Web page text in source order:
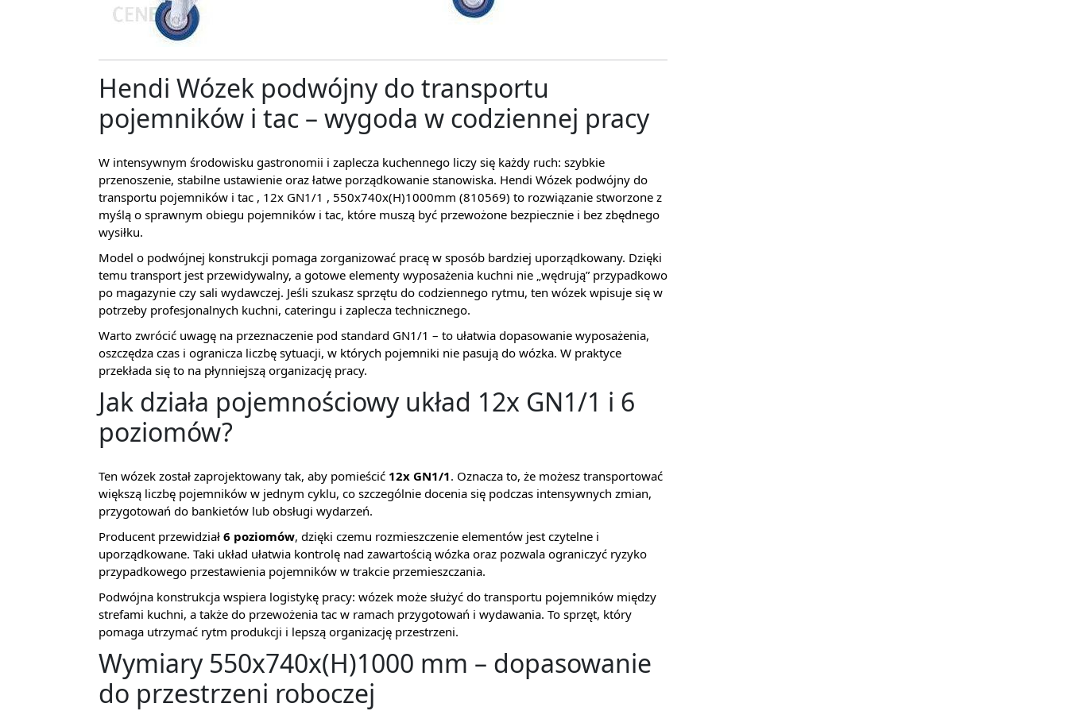
Hendi Wózek podwójny do transportu
pojemników i tac – wygoda w codziennej pracy
W intensywnym środowisku gastronomii i zaplecza kuchennego liczy się każdy ruch: szybkie
przenoszenie, stabilne ustawienie oraz łatwe porządkowanie stanowiska. Hendi Wózek podwójny do
transportu pojemników i tac , 12x GN1/1 , 550x740x(H)1000mm (810569) to rozwiązanie stworzone z
myślą o sprawnym obiegu pojemników i tac, które muszą być przewożone bezpiecznie i bez zbędnego
wysiłku.
Model o podwójnej konstrukcji pomaga zorganizować pracę w sposób bardziej uporządkowany. Dzięki
temu transport jest przewidywalny, a gotowe elementy wyposażenia kuchni nie „wędrują” przypadkowo
po magazynie czy sali wydawczej. Jeśli szukasz sprzętu do codziennego rytmu, ten wózek wpisuje się w
potrzeby profesjonalnych kuchni, cateringu i zaplecza technicznego.
Warto zwrócić uwagę na przeznaczenie pod standard GN1/1 – to ułatwia dopasowanie wyposażenia,
oszczędza czas i ogranicza liczbę sytuacji, w których pojemniki nie pasują do wózka. W praktyce
przekłada się to na płynniejszą organizację pracy.
Jak działa pojemnościowy układ 12x GN1/1 i 6
poziomów?
Ten wózek został zaprojektowany tak, aby pomieścić 12x GN1/1. Oznacza to, że możesz transportować
większą liczbę pojemników w jednym cyklu, co szczególnie docenia się podczas intensywnych zmian,
przygotowań do bankietów lub obsługi wydarzeń.
Producent przewidział 6 poziomów, dzięki czemu rozmieszczenie elementów jest czytelne i
uporządkowane. Taki układ ułatwia kontrolę nad zawartością wózka oraz pozwala ograniczyć ryzyko
przypadkowego przestawienia pojemników w trakcie przemieszczania.
Podwójna konstrukcja wspiera logistykę pracy: wózek może służyć do transportu pojemników między
strefami kuchni, a także do przewożenia tac w ramach przygotowań i wydawania. To sprzęt, który
pomaga utrzymać rytm produkcji i lepszą organizację przestrzeni.
Wymiary 550x740x(H)1000 mm – dopasowanie
do przestrzeni roboczej